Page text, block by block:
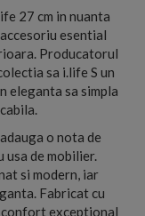
27 cm in nuanta
esential
Producatorul
sa i.life S un
eleganta sa simpla
o nota de
usa de mobilier.
si modern, iar
Fabricat cu
exceptional